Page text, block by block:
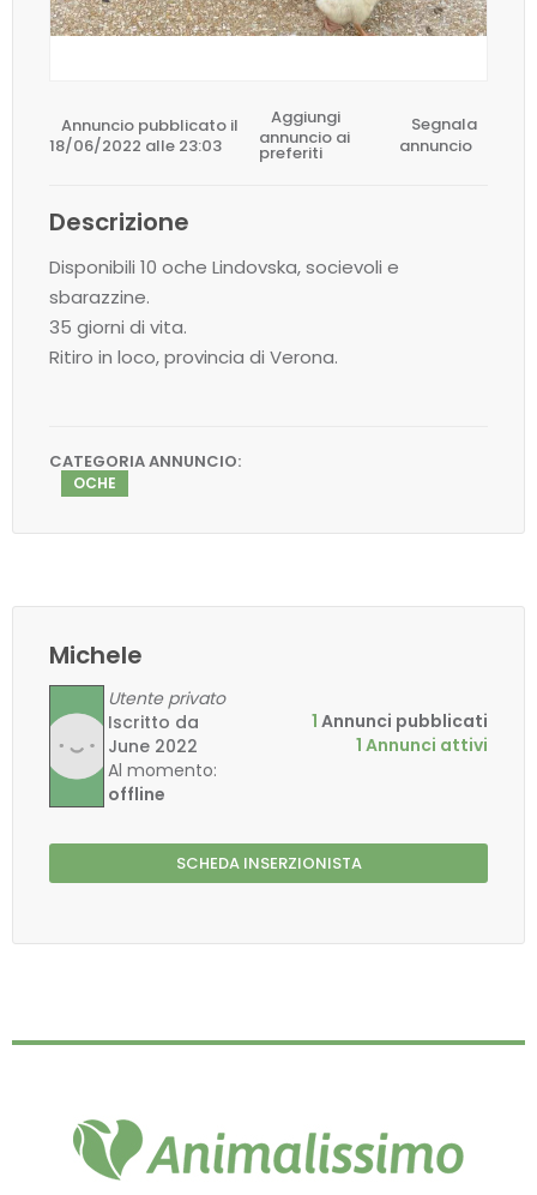
Annuncio pubblicato il
18/06/2022 alle 23:03
Aggiungi
annuncio ai
preferiti
Segnala
annuncio
Descrizione
Disponibili 10 oche Lindovska, socievoli e
sbarazzine.
35 giorni di vita.
Ritiro in loco, provincia di Verona.
CATEGORIA ANNUNCIO:
OCHE
Michele
Utente privato
Iscritto da
June 2022
Al momento:
offline
1 Annunci pubblicati
1 Annunci attivi
SCHEDA INSERZIONISTA